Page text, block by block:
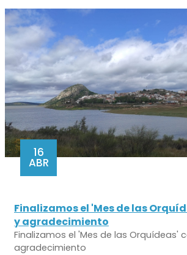
16
ABR
Finalizamos el 'Mes de las
y agradecimiento
Finalizamos el 'Mes de las Orquídeas'
agradecimiento